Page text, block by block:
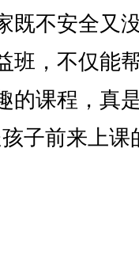
既不安全又
班，不仅能
的课程，真
子前来上课